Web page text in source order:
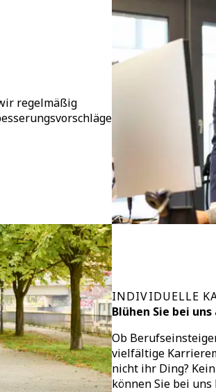
regelmäßig
INDIVIDUELLE
Blühen Sie bei
Ob
vielfältige
nicht ihr Ding?
können Sie bei uns